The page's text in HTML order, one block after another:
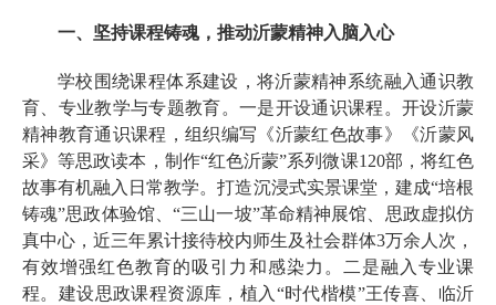
一、坚持课程铸魂，推动沂蒙精神入脑入心
学校围绕课程体系建设，将沂蒙精神系统融入通识教
育、专业教学与专题教育。一是开设通识课程。开设沂蒙
精神教育通识课程，组织编写《沂蒙红色故事》《沂蒙风
采》等思政读本，制作“红色沂蒙”系列微课120部，将红色
故事有机融入日常教学。打造沉浸式实景课堂，建成“培根
铸魂”思政体验馆、“三山一坡”革命精神展馆、思政虚拟仿
真中心，近三年累计接待校内师生及社会群体3万余人次，
有效增强红色教育的吸引力和感染力。二是融入专业课
程。建设思政课程资源库，植入“时代楷模”王传喜、临沂